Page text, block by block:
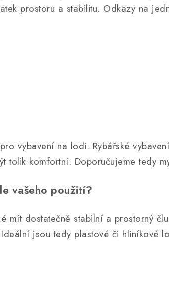
prostoru a stabilitu. Odkazy na
vybavení na lodi. Rybářské
tolik komfortní. Doporučujeme tedy
vašeho použití?
mít dostatečně stabilní a prostorný
jsou tedy plastové či hliníkové